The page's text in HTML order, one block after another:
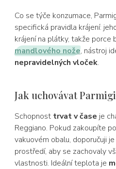
Co se týče konzumace,
specifická pravidla krájení:
krájení na plátky, takže
mandlového nože, nástroj
nepravidelných vloček.
Jak uchovávat
Schopnost trvat v čase je
Reggiano. Pokud zakoupíte
vakuovém obalu, doporučuji
prostředí, aby se zachovaly
vlastnosti. Ideální teplota je